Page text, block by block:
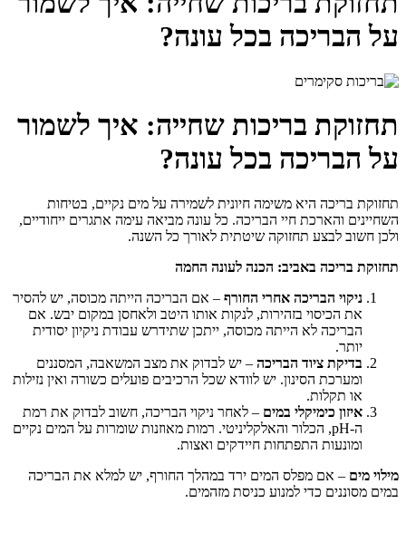
על הבריכה בכל עונה?
תחזוקת בריכות שחייה: איך לשמור
על הבריכה בכל עונה?
תחזוקת בריכה היא משימה חיונית לשמירה על מים נקיים, בטיחות
השחיינים והארכת חיי הבריכה. כל עונה מביאה עימה אתגרים ייחודיים,
ולכן חשוב לבצע תחזוקה שיטתית לאורך כל השנה.
תחזוקת בריכה באביב: הכנה לעונה החמה
ניקוי הבריכה אחרי החורף – אם הבריכה הייתה מכוסה, יש להסיר
את הכיסוי בזהירות, לנקות אותו היטב ולאחסן במקום יבש. אם
הבריכה לא הייתה מכוסה, ייתכן שתידרש עבודת ניקיון יסודית
יותר.
בדיקת ציוד הבריכה – יש לבדוק את מצב המשאבה, המסננים
ומערכת הסינון. יש לוודא שכל הרכיבים פועלים כשורה ואין נזילות
או תקלות.
איזון כימיקלי במים – לאחר ניקוי הבריכה, חשוב לבדוק את רמת
ה-pH, הכלור והאלקליניטי. רמות מאוזנות שומרות על המים נקיים
ומונעות התפתחות חיידקים ואצות.
מילוי מים – אם מפלס המים ירד במהלך החורף, יש למלא את הבריכה
במים מסוננים כדי למנוע כניסת מזהמים.